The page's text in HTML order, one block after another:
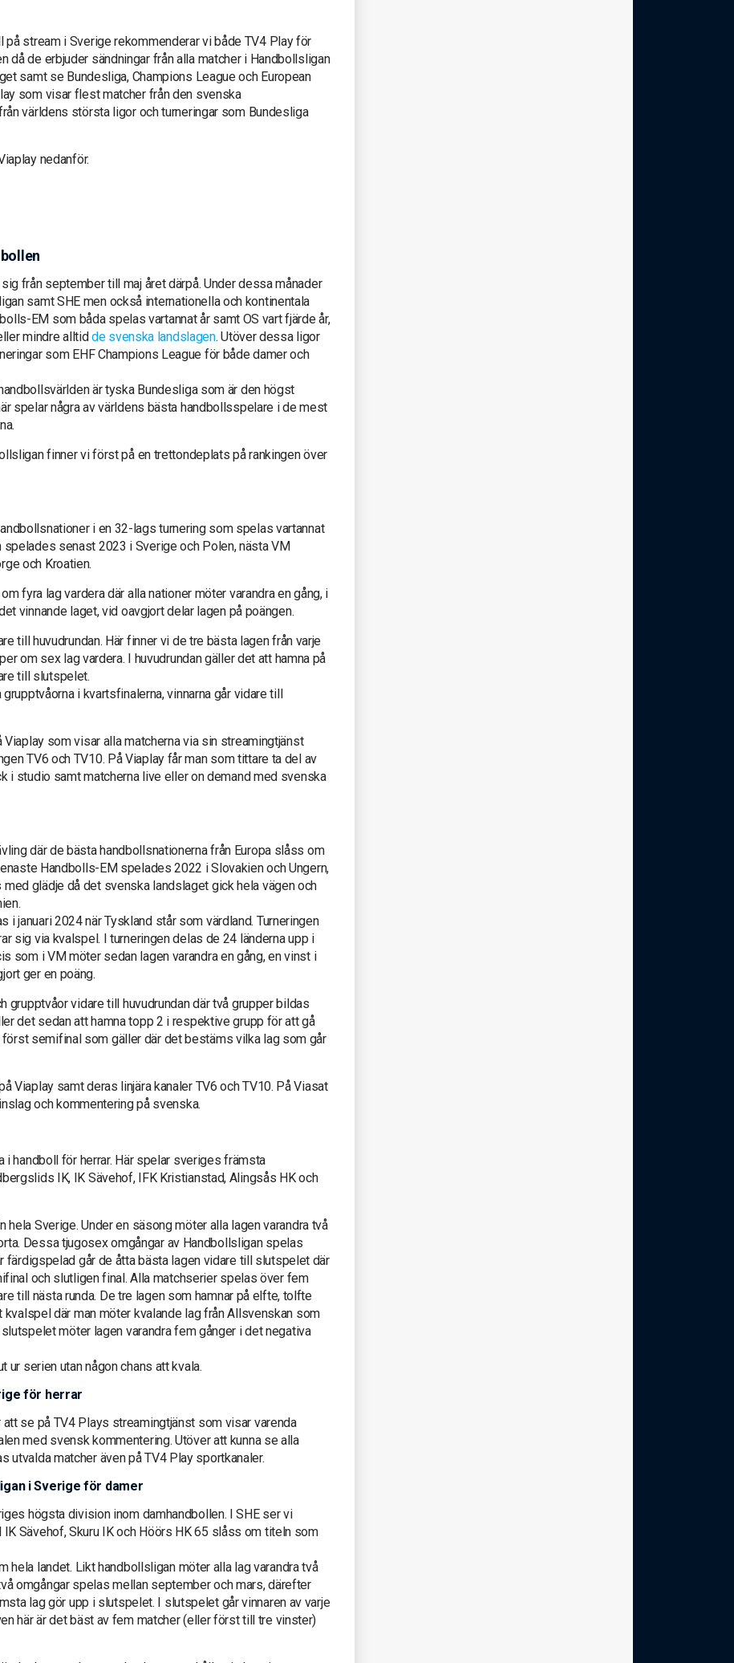
stream i Sverige rekommenderar vi både TV4 Play för
då de erbjuder sändningar från alla matcher i Handbollsligan
samt se Bundesliga, Champions League och European
som visar flest matcher från den svenska
världens största ligor och turneringar som Bundesliga
nedanför.
från september till maj året därpå. Under dessa månader
samt SHE men också internationella och kontinentala
EM som båda spelas vartannat år samt OS vart fjärde år,
mindre alltidde svenska landslagen. Utöver dessa ligor
som EHF Champions League för både damer och
är tyska Bundesliga som är den högst
spelar några av världens bästa handbollsspelare i de mest
finner vi först på en trettondeplats på rankingen över
i en 32-lags turnering som spelas vartannat
spelades senast 2023 i Sverige och Polen, nästa VM
och Kroatien.
fyra lag vardera där alla nationer möter varandra en gång, i
vinnande laget, vid oavgjort delar lagen på poängen.
till huvudrundan. Här finner vi de tre bästa lagen från varje
om sex lag vardera. I huvudrundan gäller det att hamna på
till slutspelet.
i kvartsfinalerna, vinnarna går vidare till
som visar alla matcherna via sin streamingtjänst
TV6 och TV10. På Viaplay får man som tittare ta del av
i studio samt matcherna live eller on demand med svenska
där de bästa handbollsnationerna från Europa slåss om
Handbolls-EM spelades 2022 i Slovakien och Ungern,
glädje då det svenska landslaget gick hela vägen och
januari 2024 när Tyskland står som värdland. Turneringen
sig via kvalspel. I turneringen delas de 24 länderna upp i
som i VM möter sedan lagen varandra en gång, en vinst i
ger en poäng.
grupptvåor vidare till huvudrundan där två grupper bildas
det sedan att hamna topp 2 i respektive grupp för att gå
semifinal som gäller där det bestäms vilka lag som går
Viaplay samt deras linjära kanaler TV6 och TV10. På Viasat
och kommentering på svenska.
handboll för herrar. Här spelar sveriges främsta
IK, IK Sävehof, IFK Kristianstad, Alingsås HK och
Sverige. Under en säsong möter alla lagen varandra två
Dessa tjugosex omgångar av Handbollsligan spelas
färdigspelad går de åtta bästa lagen vidare till slutspelet där
och slutligen final. Alla matchserier spelas över fem
till nästa runda. De tre lagen som hamnar på elfte, tolfte
där man möter kvalande lag från Allsvenskan som
möter lagen varandra fem gånger i det negativa
ur serien utan någon chans att kvala.
för herrar
se på TV4 Plays streamingtjänst som visar varenda
med svensk kommentering. Utöver att kunna se alla
utvalda matcher även på TV4 Play sportkanaler.
i Sverige för damer
högsta division inom damhandbollen. I SHE ser vi
Sävehof, Skuru IK och Höörs HK 65 slåss om titeln som
hela landet. Likt handbollsligan möter alla lag varandra två
omgångar spelas mellan september och mars, därefter
lag gör upp i slutspelet. I slutspelet går vinnaren av varje
här är det bäst av fem matcher (eller först till tre vinster)